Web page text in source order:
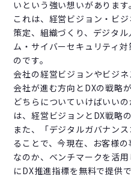
いという強い想いがあります。
これは、経営ビジョン・ビ
策定、組織づくり、デジタ
ム・サイバーセキュリティ
のです。
会社の経営ビジョンやビジネ
会社が進む方向とDXの戦略
どちらについていけばいい
は、経営ビジョンとDX戦略
また、「デジタルガバナン
ることで、今現在、お客様
なのか、ベンチマークを活
にDX推進指標を無料で提供で